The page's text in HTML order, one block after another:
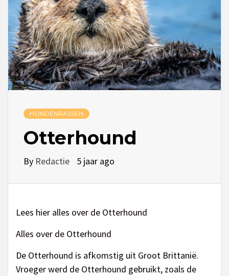
HONDENRASSEN
Otterhound
By Redactie 5 jaar ago
Lees hier alles over de Otterhound
Alles over de Otterhound
De Otterhound is afkomstig uit Groot Brittanië.
Vroeger werd de Otterhound gebruikt, zoals de